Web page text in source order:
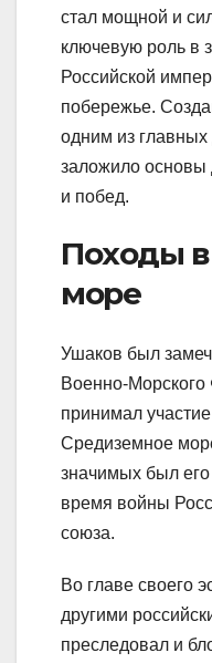
стал мощной и
ключевую роль в
Российской
побережье.
одним из
заложило основы
и побед.
Походы
море
Ушаков был
Военно-Морского
принимал
Средиземное
значимых был
время войны
союза.
Во главе своего
другими
преследовал и